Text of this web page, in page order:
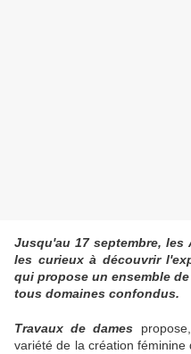
Jusqu'au 17 septembre,
les curieux à découvrir
qui propose un ensemble
tous domaines confondus.
Travaux de dames
variété de la création